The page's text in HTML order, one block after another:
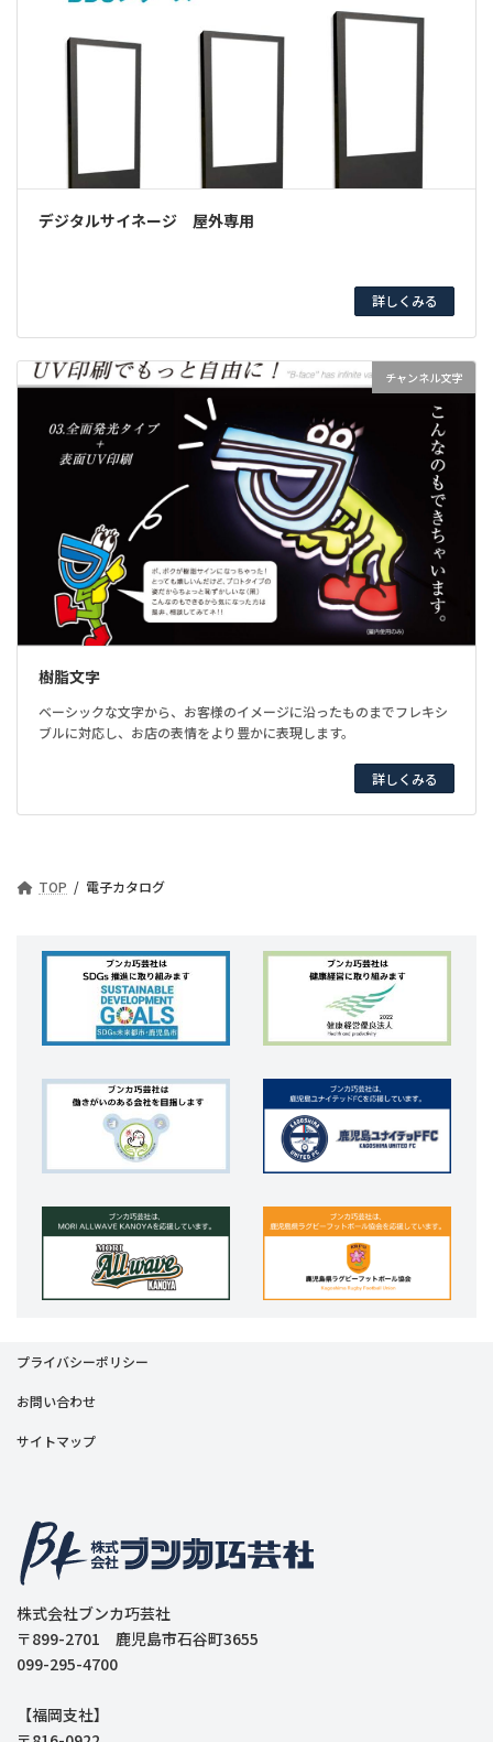
デジタルサイネージ 屋外専用
詳しくみる
チャンネル文字
樹脂文字
ベーシックな文字から、お客様のイメージに沿ったものまでフレキシ
ブルに対応し、お店の表情をより豊かに表現します。
詳しくみる
TOP 電子カタログ
プライバシーポリシー
お問い合わせ
サイトマップ
株式会社ブンカ巧芸社
〒899-2701 鹿児島市石谷町3655
099-295-4700
【福岡支社】